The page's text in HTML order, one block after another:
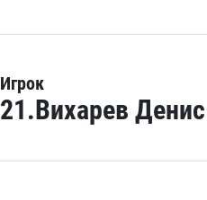
Игрок
21.Вихарев Денис